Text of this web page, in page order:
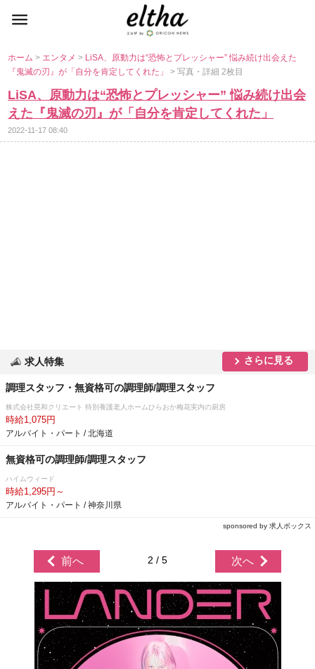
ホーム> エンタメ> LiSA、原動力は“恐怖とプレッシャー” 悩み続け出会えた
『鬼滅の刃』が「自分を肯定してくれた」> 写真・詳細 2枚目
LiSA、原動力は“恐怖とプレッシャー” 悩み続け出会
えた『鬼滅の刃』が「自分を肯定してくれた」
2022-11-17 08:40
求人特集 さらに見る
調理スタッフ・無資格可の調理師/調理スタッフ
株式会社晃和クリエート 特別養護老人ホームひらおか梅花実内の厨房
時給1,075円
アルバイト・パート / 北海道
無資格可の調理師/調理スタッフ
ハイムウィード
時給1,295円～
アルバイト・パート / 神奈川県
sponsored by 求人ボックス
前へ 2 / 5 次へ